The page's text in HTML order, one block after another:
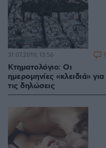
Κτηματολόγιο: Οι
ημερομηνίες «κλειδιά» για
τις δηλώσεις
31.07.2019, 13:56 1